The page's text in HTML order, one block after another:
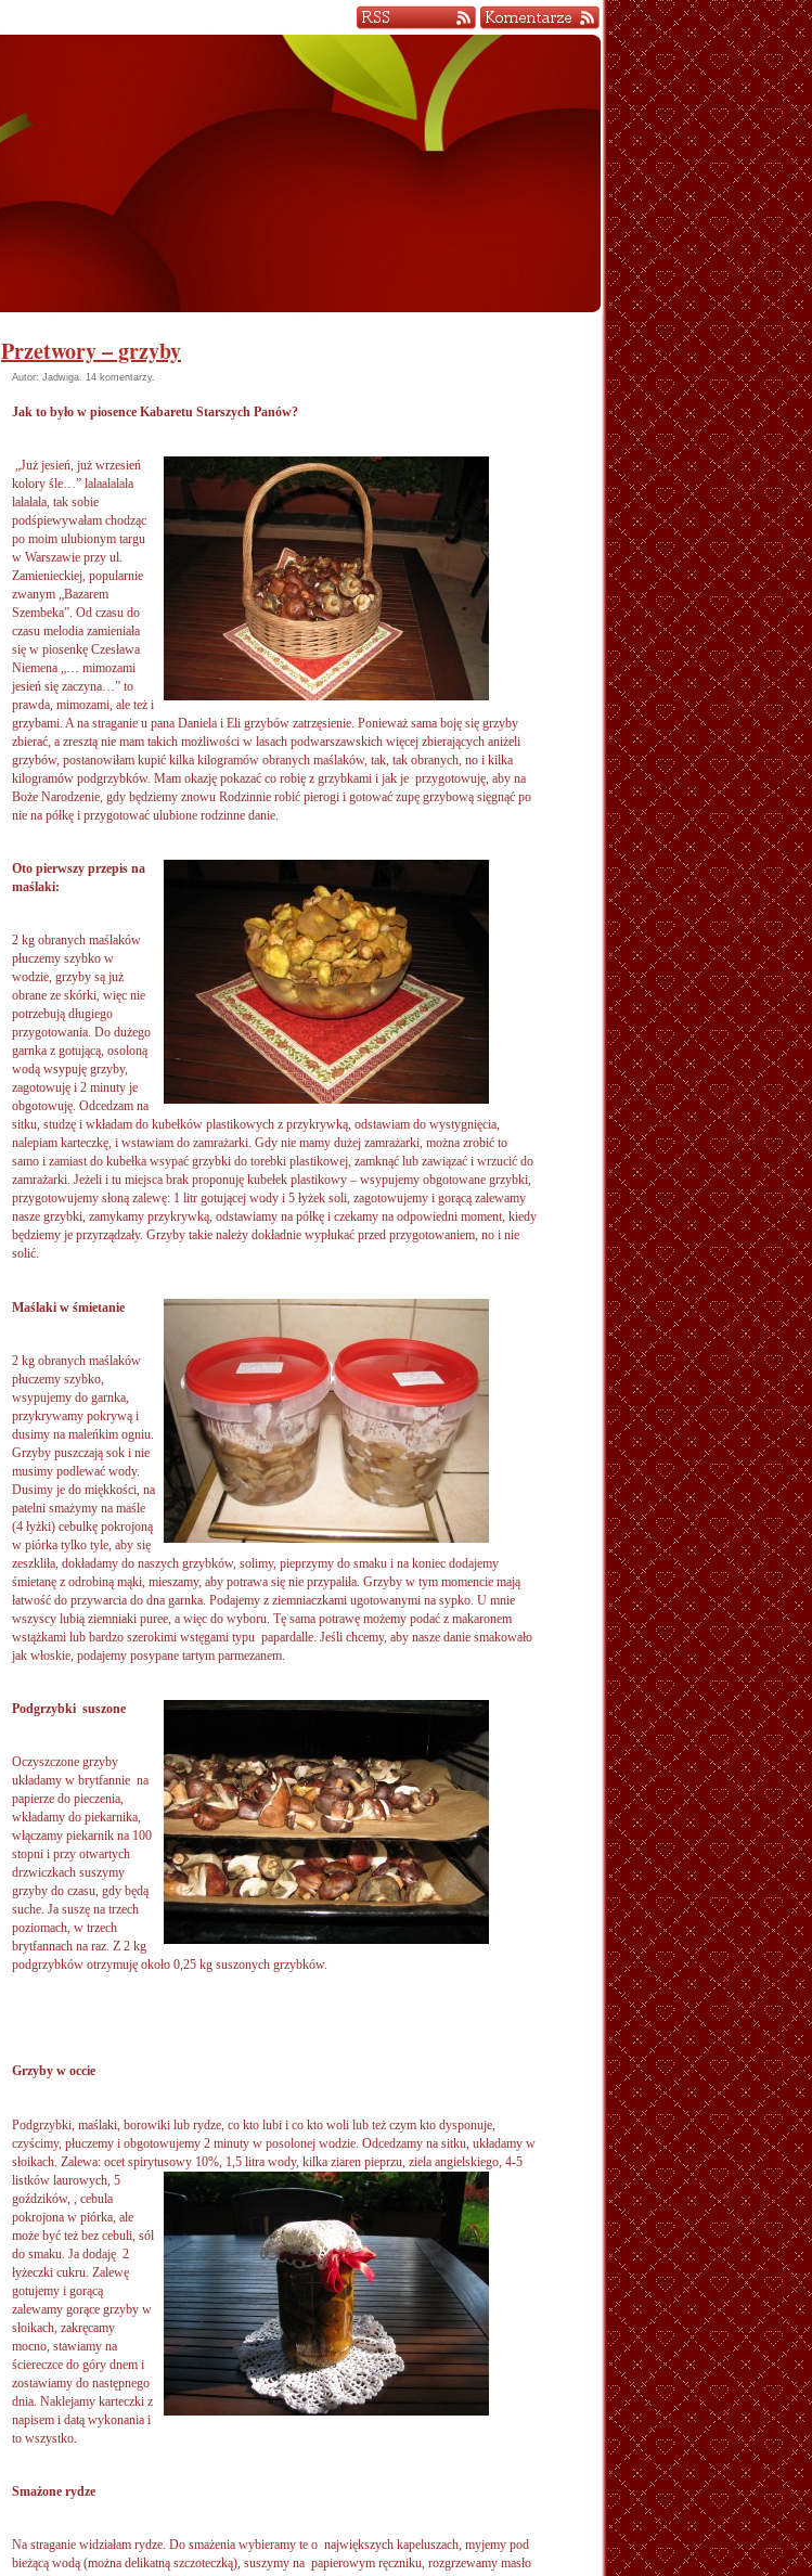
Przetwory – grzyby
Autor: Jadwiga. 14 komentarzy.
Jak to było w piosence Kabaretu Starszych Panów?
„Już jesień, już wrzesień
kolory śle…” lalaalalala
lalalala, tak sobie
podśpiewywałam chodząc
po moim ulubionym targu
w Warszawie przy ul.
Zamienieckiej, popularnie
zwanym „Bazarem
Szembeka”. Od czasu do
czasu melodia zamieniała
się w piosenkę Czesława
Niemena „… mimozami
jesień się zaczyna…” to
prawda, mimozami, ale też i
grzybami. A na straganie u pana Daniela i Eli grzybów zatrzęsienie. Ponieważ sama boję się grzyby
zbierać, a zresztą nie mam takich możliwości w lasach podwarszawskich więcej zbierających aniżeli
grzybów, postanowiłam kupić kilka kilogramów obranych maślaków, tak, tak obranych, no i kilka
kilogramów podgrzybków. Mam okazję pokazać co robię z grzybkami i jak je przygotowuję, aby na
Boże Narodzenie, gdy będziemy znowu Rodzinnie robić pierogi i gotować zupę grzybową sięgnąć po
nie na półkę i przygotować ulubione rodzinne danie.
Oto pierwszy przepis na
maślaki:
2 kg obranych maślaków
płuczemy szybko w
wodzie, grzyby są już
obrane ze skórki, więc nie
potrzebują długiego
przygotowania. Do dużego
garnka z gotującą, osoloną
wodą wsypuję grzyby,
zagotowuję i 2 minuty je
obgotowuję. Odcedzam na
sitku, studzę i wkładam do kubełków plastikowych z przykrywką, odstawiam do wystygnięcia,
nalepiam karteczkę, i wstawiam do zamrażarki. Gdy nie mamy dużej zamrażarki, można zrobić to
samo i zamiast do kubełka wsypać grzybki do torebki plastikowej, zamknąć lub zawiązać i wrzucić do
zamrażarki. Jeżeli i tu miejsca brak proponuję kubełek plastikowy – wsypujemy obgotowane grzybki,
przygotowujemy słoną zalewę: 1 litr gotującej wody i 5 łyżek soli, zagotowujemy i gorącą zalewamy
nasze grzybki, zamykamy przykrywką, odstawiamy na półkę i czekamy na odpowiedni moment, kiedy
będziemy je przyrządzały. Grzyby takie należy dokładnie wypłukać przed przygotowaniem, no i nie
solić.
Maślaki w śmietanie
2 kg obranych maślaków
płuczemy szybko,
wsypujemy do garnka,
przykrywamy pokrywą i
dusimy na maleńkim ogniu.
Grzyby puszczają sok i nie
musimy podlewać wody.
Dusimy je do miękkości, na
patelni smażymy na maśle
(4 łyżki) cebulkę pokrojoną
w piórka tylko tyle, aby się
zeszkliła, dokładamy do naszych grzybków, solimy, pieprzymy do smaku i na koniec dodajemy
śmietanę z odrobiną mąki, mieszamy, aby potrawa się nie przypaliła. Grzyby w tym momencie mają
łatwość do przywarcia do dna garnka. Podajemy z ziemniaczkami ugotowanymi na sypko. U mnie
wszyscy lubią ziemniaki puree, a więc do wyboru. Tę sama potrawę możemy podać z makaronem
wstążkami lub bardzo szerokimi wstęgami typu papardalle. Jeśli chcemy, aby nasze danie smakowało
jak włoskie, podajemy posypane tartym parmezanem.
Podgrzybki suszone
Oczyszczone grzyby
układamy w brytfannie na
papierze do pieczenia,
wkładamy do piekarnika,
włączamy piekarnik na 100
stopni i przy otwartych
drzwiczkach suszymy
grzyby do czasu, gdy będą
suche. Ja suszę na trzech
poziomach, w trzech
brytfannach na raz. Z 2 kg
podgrzybków otrzymuję około 0,25 kg suszonych grzybków.
Grzyby w occie
Podgrzybki, maślaki, borowiki lub rydze, co kto lubi i co kto woli lub też czym kto dysponuje,
czyścimy, płuczemy i obgotowujemy 2 minuty w posolonej wodzie. Odcedzamy na sitku, układamy w
słoikach. Zalewa: ocet spirytusowy 10%, 1,5 litra wody, kilka ziaren pieprzu, ziela angielskiego, 4-5
listków laurowych, 5
goździków, , cebula
pokrojona w piórka, ale
może być też bez cebuli, sól
do smaku. Ja dodaję 2
łyżeczki cukru. Zalewę
gotujemy i gorącą
zalewamy gorące grzyby w
słoikach, zakręcamy
mocno, stawiamy na
ściereczce do góry dnem i
zostawiamy do następnego
dnia. Naklejamy karteczki z
napisem i datą wykonania i
to wszystko.
Smażone rydze
Na straganie widziałam rydze. Do smażenia wybieramy te o największych kapeluszach, myjemy pod
bieżącą wodą (można delikatną szczoteczką), suszymy na papierowym ręczniku, rozgrzewamy masło